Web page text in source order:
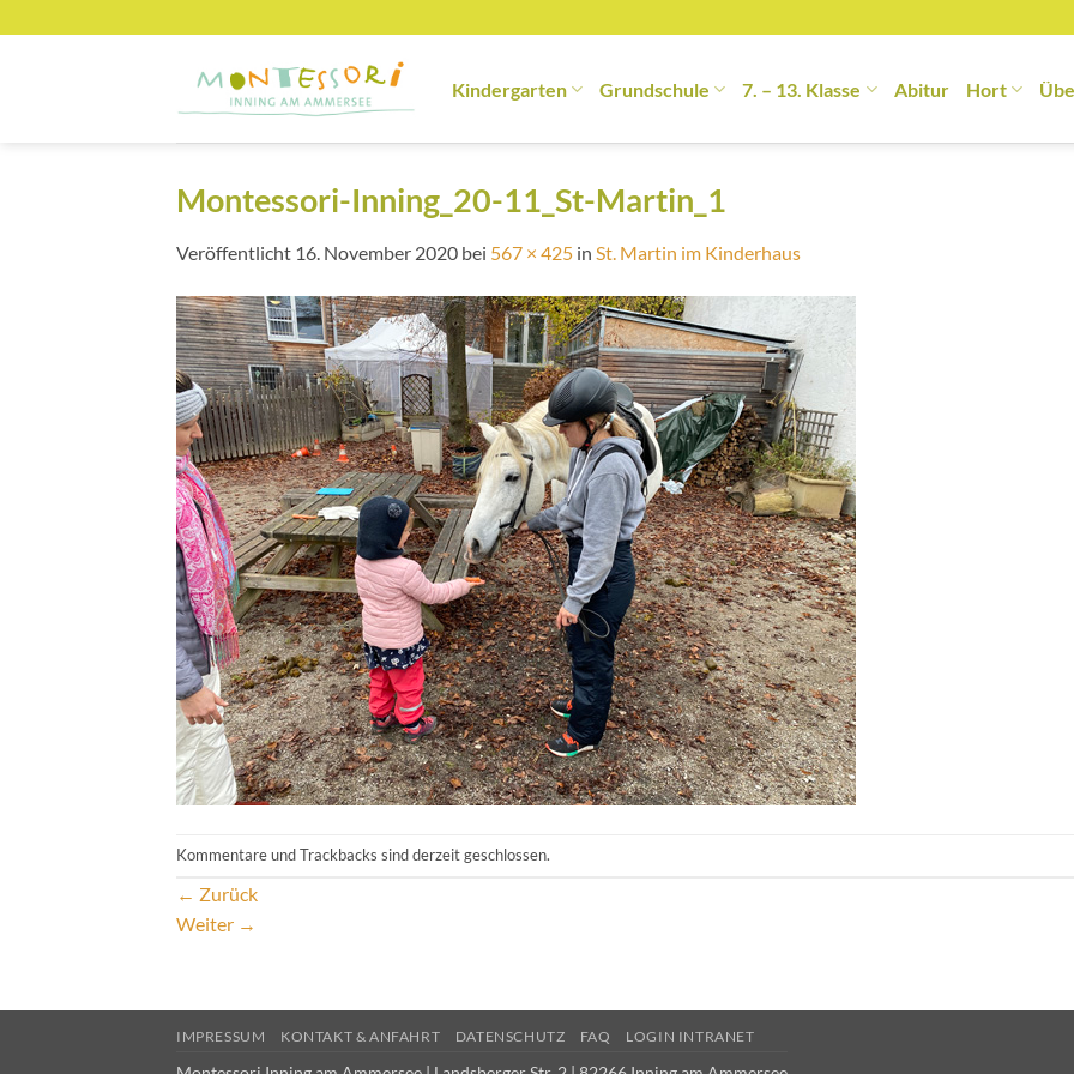
Kindergarten Grundschule 7. – 13. Klasse Abitur Hort
Montessori-Inning_20-11_St-Martin_1
Veröffentlicht 16. November 2020 bei 567 × 425 in St. Martin im Kinderhaus
Kommentare und Trackbacks sind derzeit geschlossen.
← Zurück
Weiter →
IMPRESSUM KONTAKT & ANFAHRT DATENSCHUTZ FAQ LOGIN INTRANET